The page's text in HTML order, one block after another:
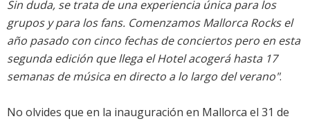
Sin duda, se trata de una experiencia única para los
grupos y para los fans. Comenzamos Mallorca Rocks el
año pasado con cinco fechas de conciertos pero en esta
segunda edición que llega el Hotel acogerá hasta 17
semanas de música en directo a lo largo del verano".
No olvides que en la inauguración en Mallorca el 31 de